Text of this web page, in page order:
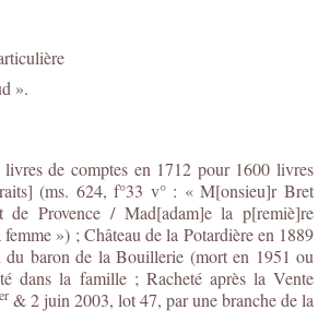
».
de comptes en 1712 pour 1600 livres
(ms. 624, f°33 v° : « M[onsieu]r Bret
de Provence / Mad[adam]e la p[remiè]re
») ; Château de la Potardière en 1889
du baron de la Bouillerie (mort en 1951 ou
dans la famille ; Racheté après la Vente
er & 2 juin 2003, lot 47, par une branche de la